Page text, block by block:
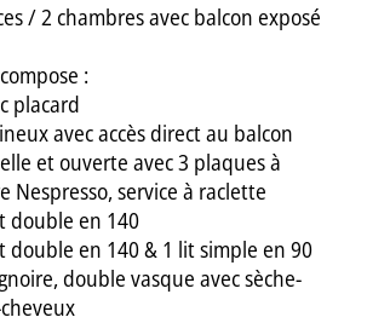
/ 2 chambres avec balcon exposé
:
placard
avec accès direct au balcon
et ouverte avec 3 plaques à
Nespresso, service à raclette
double en 140
double en 140 & 1 lit simple en 90
double vasque avec sèche-